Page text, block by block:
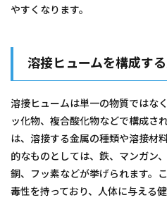
やすくなります。
溶接ヒュームを構成す
溶接ヒュームは単一の物質ではな
ッ化物、複合酸化物などで構成さ
は、溶接する金属の種類や溶接材
的なものとしては、鉄、マンガン
銅、フッ素などが挙げられます。
毒性を持っており、人体に与える